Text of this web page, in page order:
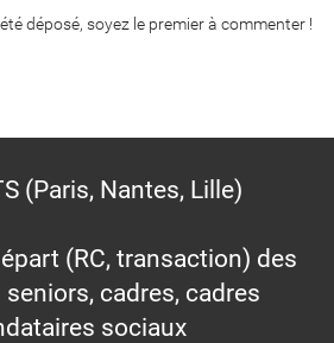
déposé, soyez le premier à commenter !
(Paris, Nantes, Lille)
(RC, transaction) des
cadres, cadres
sociaux